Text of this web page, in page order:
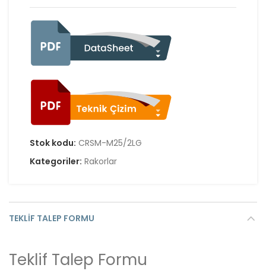
Stok kodu: CRSM-M25/2LG
Kategoriler: Rakorlar
TEKLIF TALEP FORMU
Teklif Talep Formu